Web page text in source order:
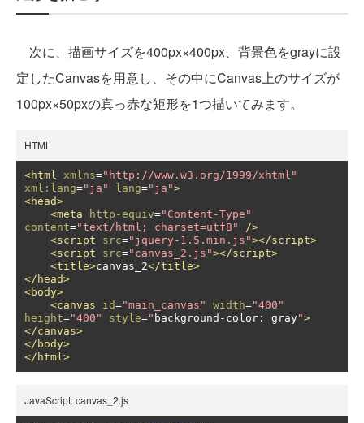
次に、描画サイズを400px×400px、背景色をgrayに設
定したCanvasを用意し、その中にCanvas上のサイズが
100px×50pxの真っ赤な矩形を1つ描いてみます。
HTML
<html xmlns="http://www.w3.org/1999/xhtml"
xml:lang="ja" lang="ja">
<head>
<meta
http-equiv="Content-Type"
content="text/html; charset=utf8"
/>
<script
src="jquery-1.5.min.js"></script>
<script
src="canvas_2.js"></script>
<title>canvas_2</title>
</head>
<body>
<canvas
id="main_canvas" width="400"
height="400" style=" background - color : gray">
</canvas>
</body>
</html>
JavaScript: canvas_2.js